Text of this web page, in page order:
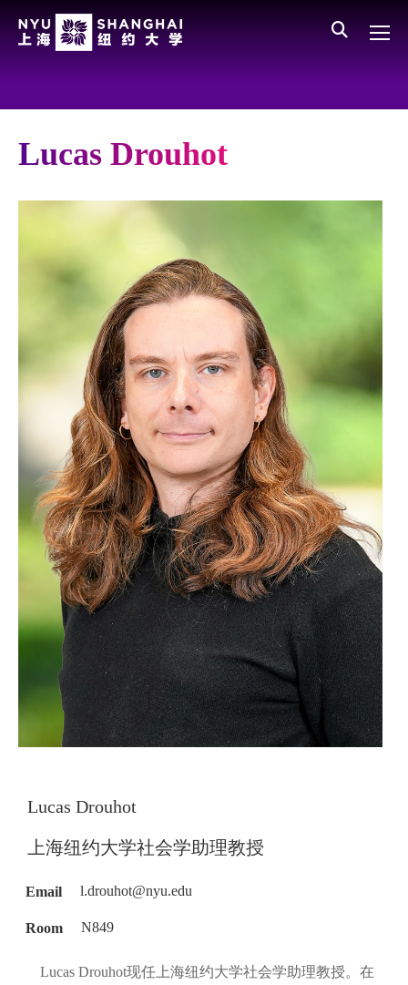
All NYU
Lucas Drouhot
Lucas Drouhot
上海纽约大学社会学助理教授
Email l.drouhot@nyu.edu
Room N849
Lucas Drouhot现任上海纽约大学社会学助理教授。在